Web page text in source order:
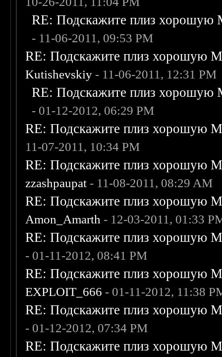
RE: Подскажите плиз хорошую
- 11-06-2011, 09:53 PM
RE: Подскажите плиз хорошую
Kutishevskiy - 11-06-2011, 12:31 PM
RE: Подскажите плиз хорошую
- 01-12-2012, 06:29 PM
RE: Подскажите плиз хорошую
11-07-2011, 10:34 PM
RE: Подскажите плиз хорошую
zzashpaupat - 11-08-2011, 08:29 AM
RE: Подскажите плиз хорошую
Amon_Amarth - 12-03-2011, 01:33
RE: Подскажите плиз хорошую
- 01-11-2012, 08:41 PM
RE: Подскажите плиз хорошую
EXPLOIT_666 - 01-11-2012, 11:38
RE: Подскажите плиз хорошую
- 01-12-2012, 07:34 PM
RE: Подскажите плиз хорошую